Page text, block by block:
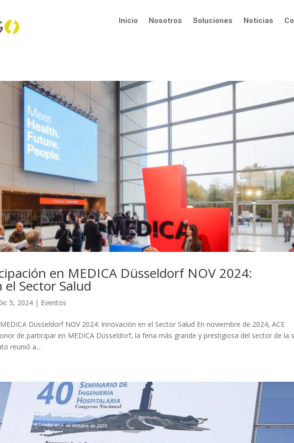
Inicio Nosotros Soluciones Noticias
en MEDICA Düsseldorf NOV 2024:
Sector Salud
5, 2024 | Eventos
Düsseldorf NOV 2024: Innovación en el Sector Salud En noviembre de 2024, ACE
de participar en MEDICA Düsseldorf, la feria más grande y prestigiosa del sector de la
reunió a...